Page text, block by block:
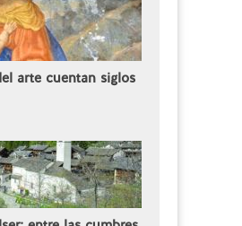
arte cuentan siglos